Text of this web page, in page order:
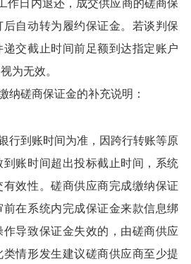
作日内退还，成交供应商的磋商保
自动转为履约保证金。若谈判保
交截止时间前足额到达指定账户
为无效。
纳磋商保证金的补充说明：
行到账时间为准，因跨行转账等原
到账时间超出投标截止时间，系统
效性。磋商供应商完成缴纳保证
在系统内完成保证金来款信息绑
导致保证金失效的，由磋商供应
情形发生建议磋商供应商至少提